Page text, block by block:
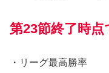
第23節終了時点
・リーグ最高勝率